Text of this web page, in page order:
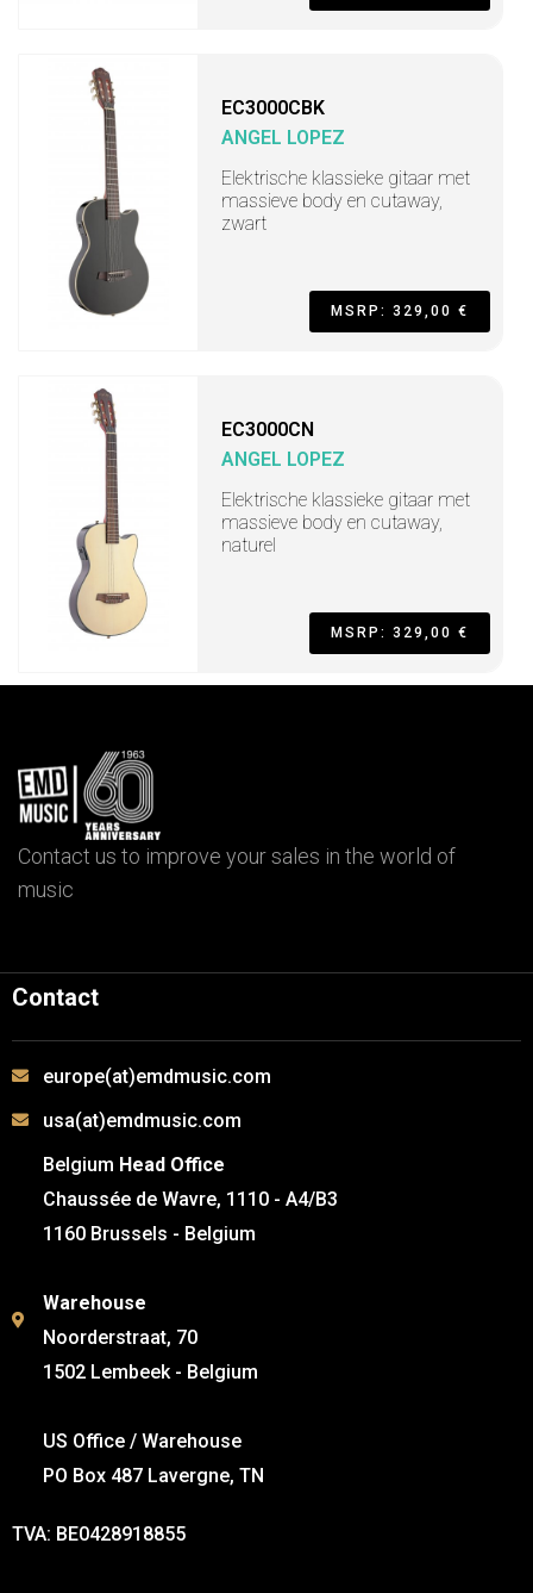
EC3000CBK
ANGEL LOPEZ
Elektrische klassieke gitaar met
massieve body en cutaway,
zwart
MSRP: 329,00 €
EC3000CN
ANGEL LOPEZ
Elektrische klassieke gitaar met
massieve body en cutaway,
naturel
MSRP: 329,00 €
Contact us to improve your sales in the world of
music
Contact
europe(at)emdmusic.com
usa(at)emdmusic.com
Belgium Head Office
Chaussée de Wavre, 1110 - A4/B3
1160 Brussels - Belgium
Warehouse
Noorderstraat, 70
1502 Lembeek - Belgium
US Office / Warehouse
PO Box 487 Lavergne, TN
TVA: BE0428918855